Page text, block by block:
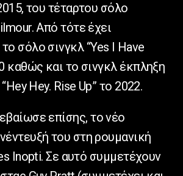
του τέταρτου σόλο
Από τότε έχει
σόλο σινγκλ “Yes I Have
καθώς και το σινγκλ έκπληξη
Hey. Rise Up” το 2022.
επίσης, το νέο
του στη ρουμανική
Inopti. Σε αυτό συμμετέχουν